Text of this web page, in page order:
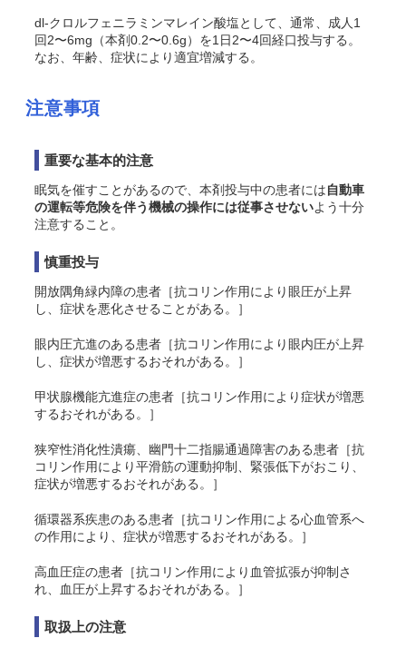
dl-クロルフェニラミンマレイン酸塩として、通常、成人1
回2〜6mg（本剤0.2〜0.6g）を1日2〜4回経口投与する。
なお、年齢、症状により適宜増減する。
注意事項
重要な基本的注意
眠気を催すことがあるので、本剤投与中の患者には自動車
の運転等危険を伴う機械の操作には従事させないよう十分
注意すること。
慎重投与
開放隅角緑内障の患者［抗コリン作用により眼圧が上昇
し、症状を悪化させることがある。］
眼内圧亢進のある患者［抗コリン作用により眼内圧が上昇
し、症状が増悪するおそれがある。］
甲状腺機能亢進症の患者［抗コリン作用により症状が増悪
するおそれがある。］
狭窄性消化性潰瘍、幽門十二指腸通過障害のある患者［抗
コリン作用により平滑筋の運動抑制、緊張低下がおこり、
症状が増悪するおそれがある。］
循環器系疾患のある患者［抗コリン作用による心血管系へ
の作用により、症状が増悪するおそれがある。］
高血圧症の患者［抗コリン作用により血管拡張が抑制さ
れ、血圧が上昇するおそれがある。］
取扱上の注意